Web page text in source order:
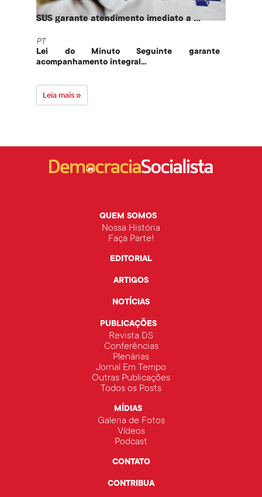
SUS garante atendimento imediato a ...
PT
Lei do Minuto Seguinte garante
acompanhamento integral...
Leia mais »
QUEM SOMOS
Nossa História
Faça Parte!
EDITORIAL
ARTIGOS
NOTÍCIAS
PUBLICAÇÕES
Revista DS
Conferências
Plenárias
Jornal Em Tempo
Outras Publicações
Todos os Posts
MÍDIAS
Galeria de Fotos
Vídeos
Podcast
CONTATO
CONTRIBUA